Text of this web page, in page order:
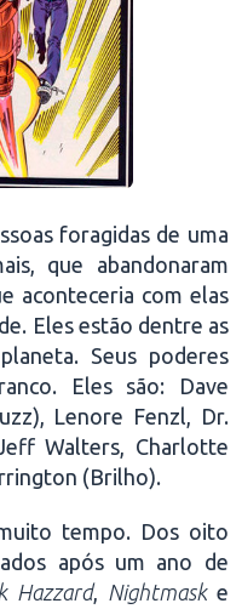
foragidas de uma
que abandonaram
aconteceria com elas
Eles estão dentre as
Seus poderes
Eles são: Dave
Lenore Fenzl, Dr.
Walters, Charlotte
(Brilho).
tempo. Dos oito
após um ano de
Hazzard, Nightmaske